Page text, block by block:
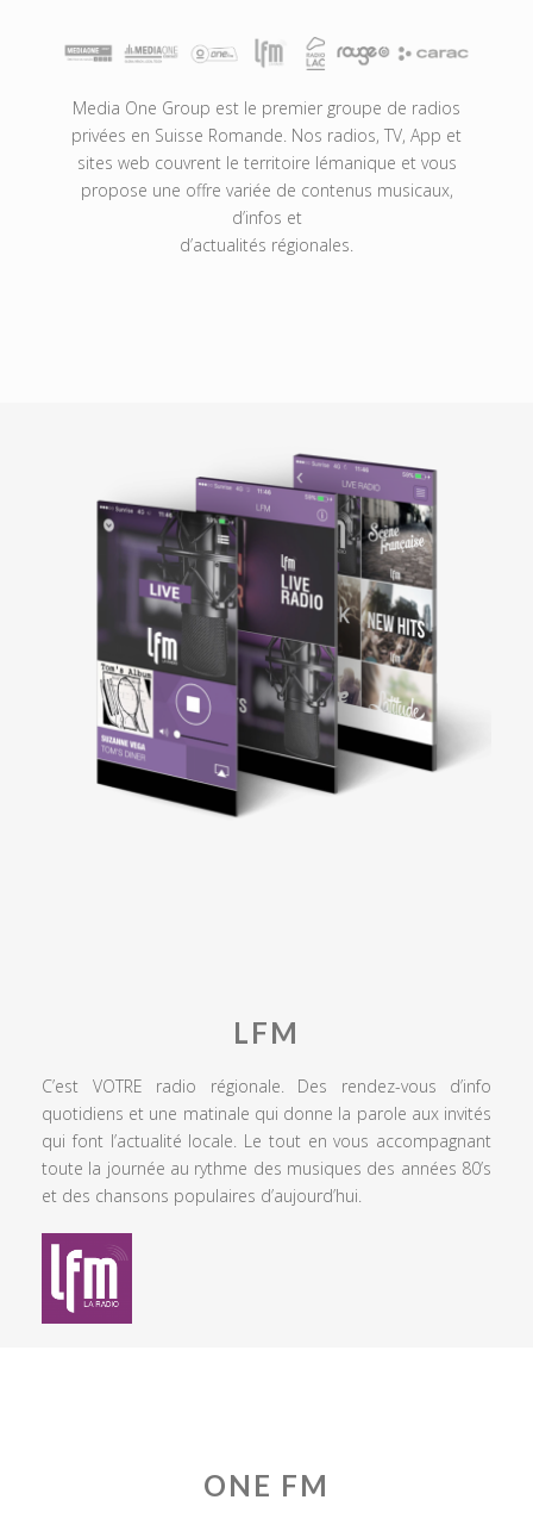
Media One Group est le premier groupe de radios
privées en Suisse Romande. Nos radios, TV, App et
sites web couvrent le territoire lémanique et vous
propose une offre variée de contenus musicaux,
d’infos et
d’actualités régionales.
LFM
C’est VOTRE radio régionale. Des rendez-vous d’info
quotidiens et une matinale qui donne la parole aux invités
qui font l’actualité locale. Le tout en vous accompagnant
toute la journée au rythme des musiques des années 80’s
et des chansons populaires d’aujourd’hui.
ONE FM